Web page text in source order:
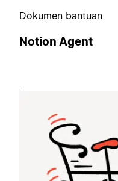
Dokumen bantuan
Notion Agent